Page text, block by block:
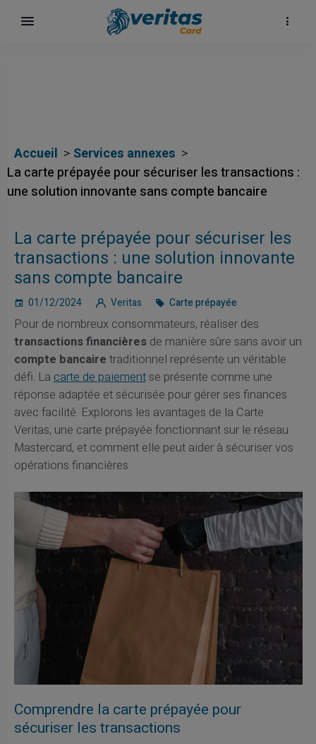
Accueil
Services annexes
La carte prépayée pour sécuriser les transactions :
une solution innovante sans compte bancaire
La carte prépayée pour sécuriser les
transactions : une solution innovante
sans compte bancaire
01/12/2024 Veritas Carte prépayée
Pour de nombreux consommateurs, réaliser des
transactions financièresde manière sûre sans avoir un
compte bancaire traditionnel représente un véritable
défi. Lacarte de paiementse présente comme une
réponse adaptée et sécurisée pour gérer ses finances
avec facilité. Explorons les avantages de la Carte
Veritas, une carte prépayée fonctionnant sur le réseau
Mastercard, et comment elle peut aider à sécuriser vos
opérations financières.
Comprendre la carte prépayée pour
sécuriser les transactions